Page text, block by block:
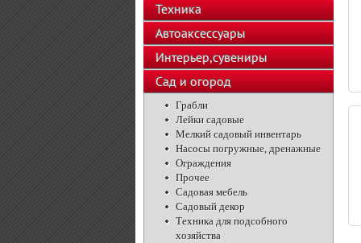
Техника
Автоаксессуары
Интерьер,сувениры
Сад и огород
Грабли
Лейки садовые
Мелкий садовый инвентарь
Насосы погружные, дренажные
Ограждения
Прочее
Садовая мебель
Садовый декор
Техника для подсобного
хозяйства